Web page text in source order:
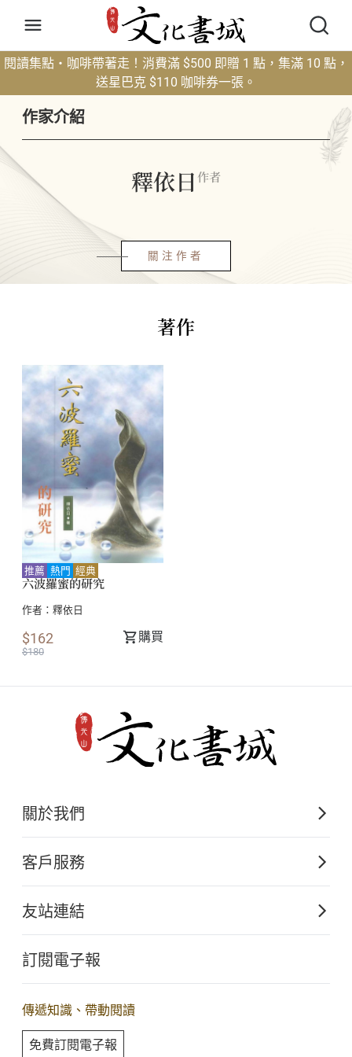
閱讀集點・咖啡帶著走！消費滿 $500 即贈 1 點，集滿 10 點，
送星巴克 $110 咖啡券一張。
作家介紹
釋依日 作者
關注作者
著作
推薦 熱門 經典
六波羅蜜的研究
作者： 釋依日
$162
$180
購買
關於我們
佛光山文化出版的起源
關於文化出版
客戶服務
購書須知
大量團購
查詢訂單
友站連結
佛光山全球資訊網
人間衛視
訂閱電子報
傳遞知識、帶動閱讀
免費訂閱電子報